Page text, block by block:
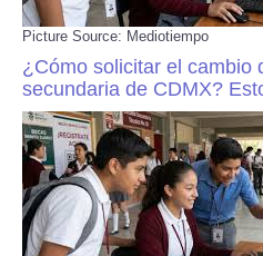
Picture Source: Mediotiempo
¿Cómo solicitar el cambio
secundaria de CDMX?